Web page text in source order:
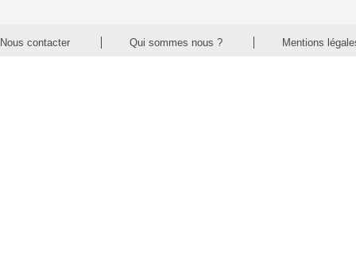
Nous contacter Qui sommes nous ? Mentions